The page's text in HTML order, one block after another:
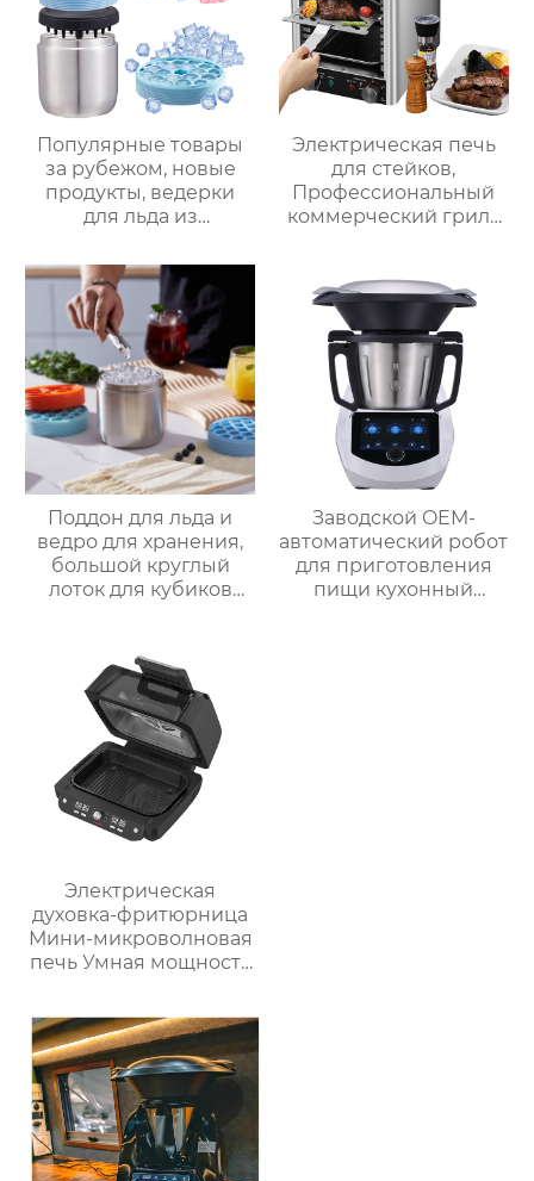
Популярные товары
за рубежом, новые
продукты, ведерки
для льда из
изоляционные
ведерки,
многослойное
приготовление льда,
быстрое
высвобождение,
бытовые
льдогенераторы
Электрическая печь
для стейков,
Профессиональный
коммерческий гриль
слойный гриль,
Постоянная
температура 800℃,
Нержавеющая сталь
Поддон для льда и
ведро для хранения,
большой круглый
лоток для кубиков
изготовленный на
заказ
Заводской OEM-
автоматический робот
для приготовления
пищи кухонный
Электрическая
духовка-фритюрница
Мини-микроволновая
печь Умная мощность
серебристого цвета с
цифровым ЖК-
дисплеем объемом 6
литров двойной